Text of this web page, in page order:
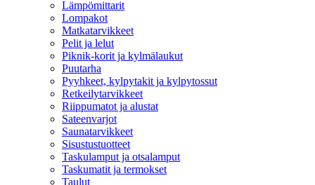
Lämpömittarit
Lompakot
Matkatarvikkeet
Pelit ja lelut
Piknik-korit ja kylmälaukut
Puutarha
Pyyhkeet, kylpytakit ja kylpytossut
Retkeilytarvikkeet
Riippumatot ja alustat
Sateenvarjot
Saunatarvikkeet
Sisustustuotteet
Taskulamput ja otsalamput
Taskumatit ja termokset
Taulut